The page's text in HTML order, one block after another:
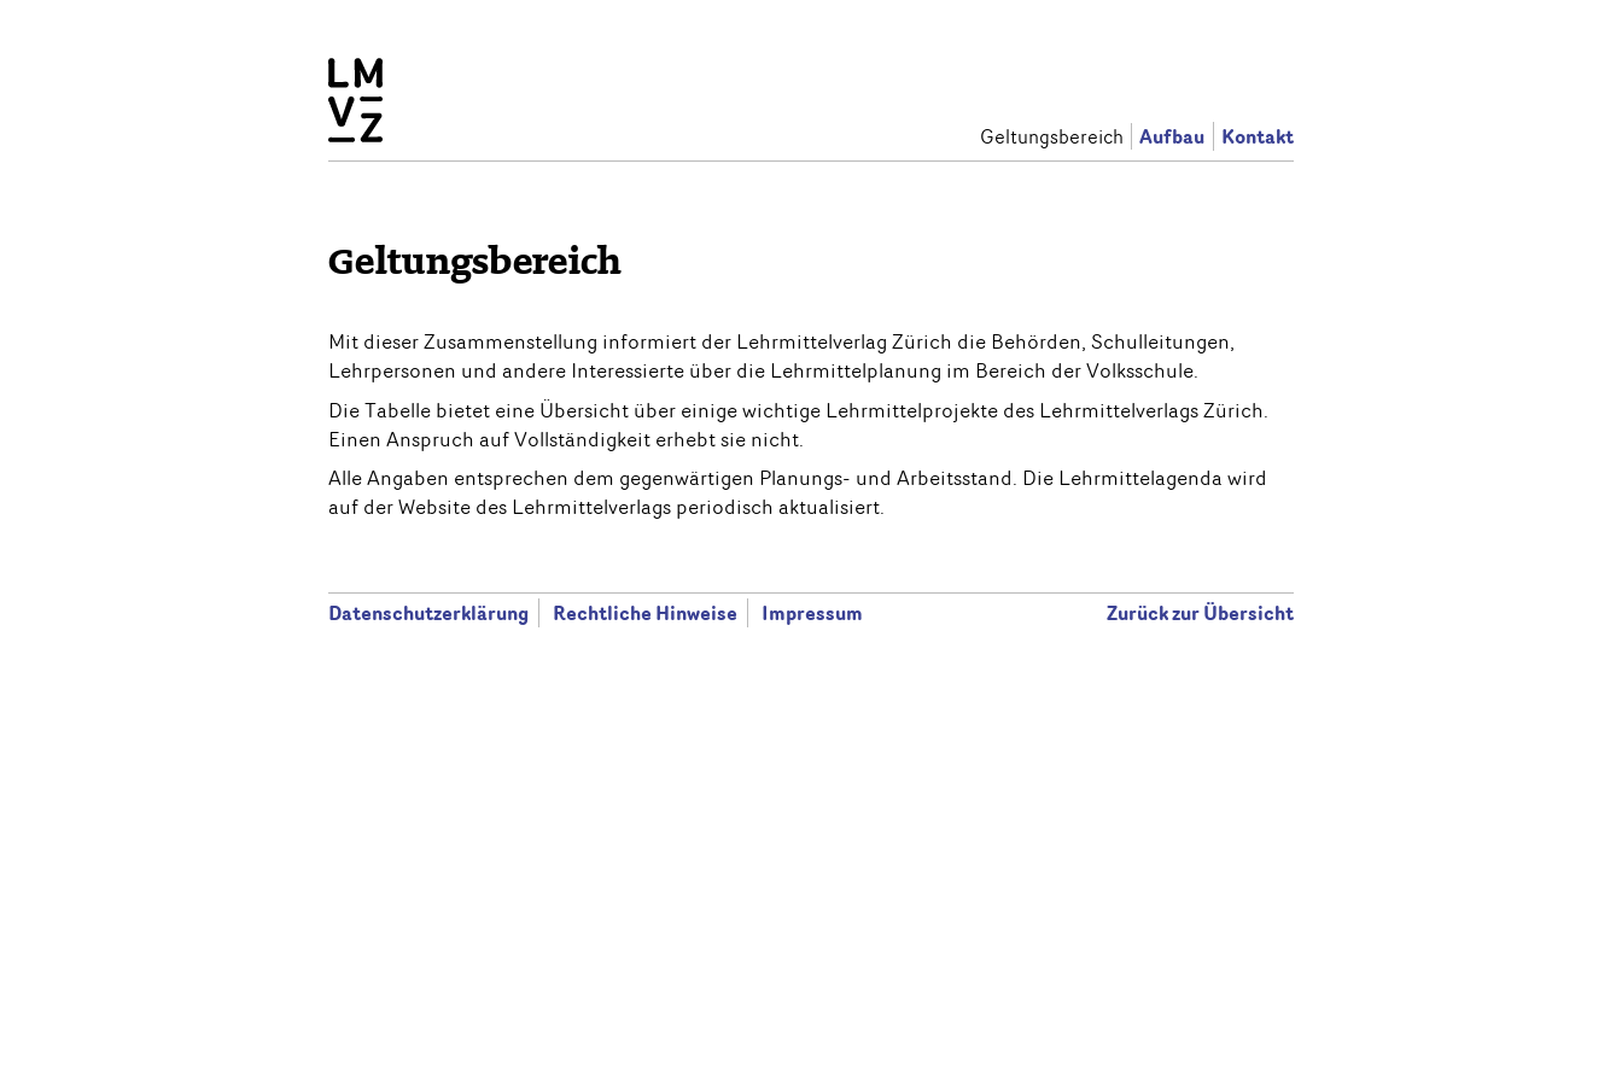
Geltungsbereich Aufbau Kontakt
Geltungsbereich
Mit dieser Zusammenstellung informiert der Lehrmittelverlag Zürich die Behörden, Schul­lei­tun­gen,
Lehrpersonen und andere Interessierte über die Lehrmittelplanung im Bereich der Volksschule.
Die Tabelle bietet eine Übersicht über einige wichtige Lehrmittelprojekte des Lehr­mittel­verlags Zürich.
Einen Anspruch auf Vollständigkeit erhebt sie nicht.
Alle Angaben entsprechen dem gegenwärtigen Planungs- und Arbeitsstand. Die Lehr­mittel­agenda wird
auf der Website des Lehrmittelverlags periodisch aktualisiert.
Datenschutzerklärung Rechtliche Hinweise Impressum Zurück zur Übersicht